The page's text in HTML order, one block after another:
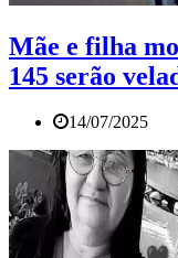
Mãe e filha
145 serão
14/07/2025